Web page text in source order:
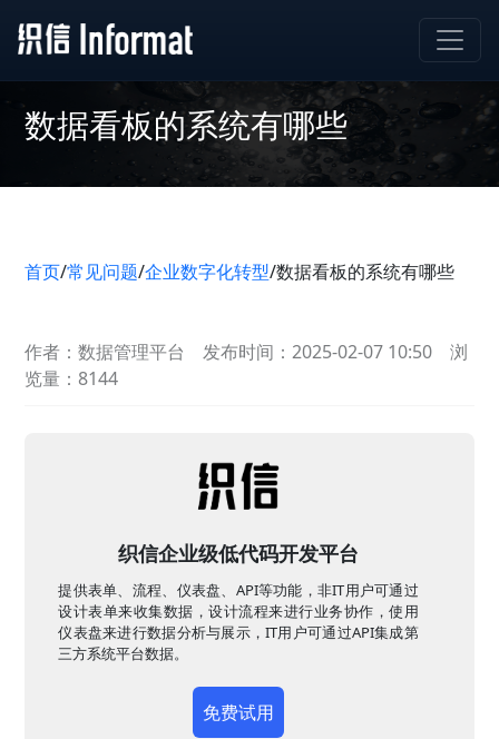
数据看板的系统有哪些
首页/常见问题/企业数字化转型/数据看板的系统有哪些
作者：数据管理平台 发布时间：2025-02-07 10:50
浏
览量：8144
织信企业级低代码开发平台
提供表单、流程、仪表盘、API等功能，非IT用户可通过
设计表单来收集数据，设计流程来进行业务协作，使用
仪表盘来进行数据分析与展示，IT用户可通过API集成第
三方系统平台数据。
免费试用